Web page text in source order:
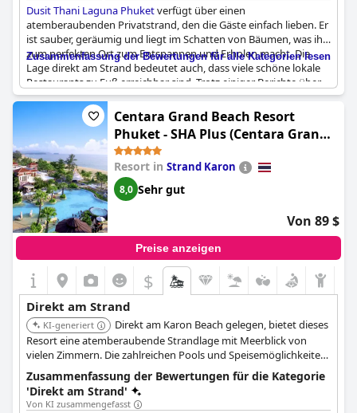
Dusit Thani Laguna Phuketverfügt über einen
atemberaubenden Privatstrand, den die Gäste einfach lieben. Er
ist sauber, geräumig und liegt im Schatten von Bäumen, was ihn
zum perfekten Ort zum Entspannen und Erholen macht. Die
Lage direkt am Strand bedeutet auch, dass viele schöne lokale
Restaurants zu Fuß erreichbar sind. Trotz einiger Berichte über
alte und schmutzige Strandmöbel machen die hervorragenden
Schwimmmöglichkeiten und die Aussicht auf den Strand dies
mehr als wett. Eltern werden den Kinderclub und die Nähe der
Anlage zu Geschäften, Cafés und Restaurants zu schätzen
wissen. Insgesamt ist dieses Hotel eine fantastische Wahl für
Familien, die die besten Strände von Phuket genießen möchten.
Zusammenfassung der Bewertungen für alle Kategorien lesen
Centara Grand Beach Resort
Phuket - SHA Plus (Centara Grand
Beach Resort Phuket)
Resort in Strand Karon
8,0 Sehr gut
Von 89 $
Preise anzeigen
$
Direkt am Strand
KI-generiert
Direkt am Karon Beach gelegen, bietet dieses
Resort eine atemberaubende Strandlage mit Meerblick von
vielen Zimmern. Die zahlreichen Pools und Speisemöglichkeiten
machen es zu einer beliebten Wahl für Familien und Paare.
Atemberaubende Strandlage und familienfreundliche
Annehmlichkeiten.
Zusammenfassung der Bewertungen für die Kategorie
'Direkt am Strand'
Von KI zusammengefasst